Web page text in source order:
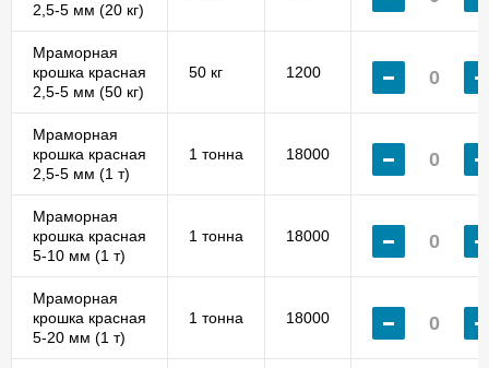
2,5-5 мм (20 кг)
Мраморная
крошка красная
2,5-5 мм (50 кг)
50 кг 1200
Мраморная
крошка красная
2,5-5 мм (1 т)
1 тонна 18000
Мраморная
крошка красная
5-10 мм (1 т)
1 тонна 18000
Мраморная
крошка красная
5-20 мм (1 т)
1 тонна 18000